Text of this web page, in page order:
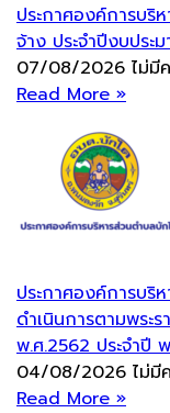
ประกาศองค์การบริ
จ้าง ประจำปีงบปร
07/08/2026 ไม่มี
Read More »
ประกาศองค์การบริ
ดำเนินการตามพร
พ.ศ.2562 ประจำปี
04/08/2026 ไม่มี
Read More »